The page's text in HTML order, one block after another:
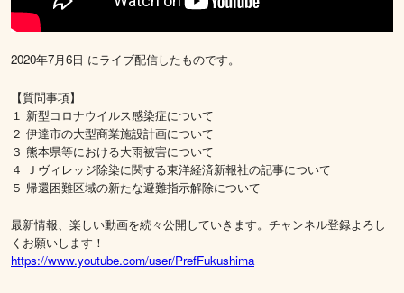
2020年7月6日 にライブ配信したものです。
【質問事項】
１ 新型コロナウイルス感染症について
２ 伊達市の大型商業施設計画について
３ 熊本県等における大雨被害について
４ Ｊヴィレッジ除染に関する東洋経済新報社の記事について
５ 帰還困難区域の新たな避難指示解除について
最新情報、楽しい動画を続々公開していきます。チャンネル登録よろし
くお願いします！
https://www.youtube.com/user/PrefFukushima